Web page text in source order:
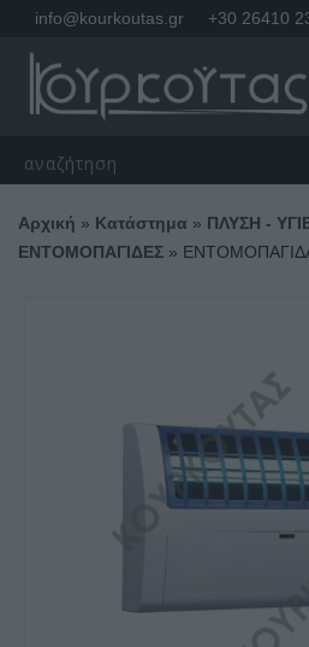
info@kourkoutas.gr +30 26410
Αρχική » Κατάστημα » ΠΛΥΣΗ -
ΕΝΤΟΜΟΠΑΓΙΔΕΣ »